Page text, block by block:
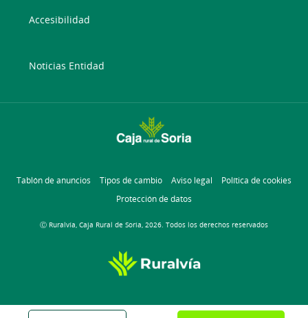
Accesibilidad
Noticias Entidad
Tablón de anuncios Tipos de cambio Aviso legal
Política de cookies
Protección de datos
Ⓒ Ruralvía, Caja Rural de Soria, 2026. Todos los derechos reservados